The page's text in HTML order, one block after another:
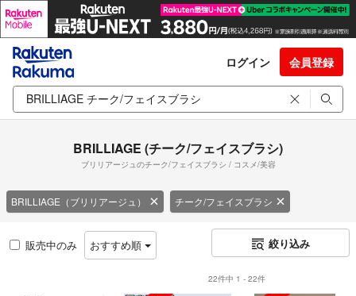
ログイン 会員登録
BRILLIAGE (チーク/フェイスブラシ)
ブリリアージュのチーク/フェイスブラシ / コスメ/美容
BRILLIAGE（ブリリアージュ） チーク/フェイスブラシ
販売中のみ おすすめ順 絞り込み
22件中 1 - 22件